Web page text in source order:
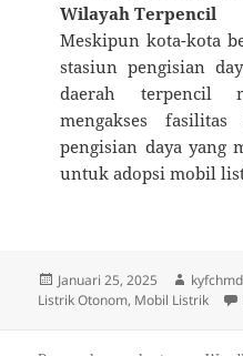
Wilayah Terpencil
Meskipun kota-kota
stasiun pengisian
daerah terpencil
mengakses
pengisian daya yang
untuk adopsi mobil
Diposkan
pada
Januari 25, 2025 Penulis
kyfchmd
Listrik Otonom, Mobil Listrik